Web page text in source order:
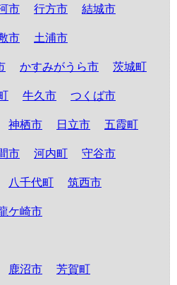
市 行方市 結城市
市 土浦市
かすみがうら市 茨城町
牛久市 つくば市
神栖市 日立市 五霞町
市 河内町 守谷市
八千代町 筑西市
ケ崎市
鹿沼市 芳賀町